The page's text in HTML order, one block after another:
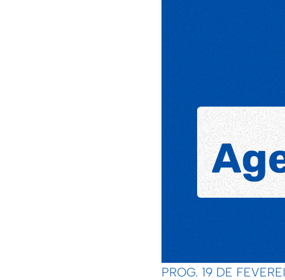
PROG. 19 DE